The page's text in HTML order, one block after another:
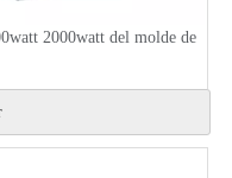
2000watt del molde de